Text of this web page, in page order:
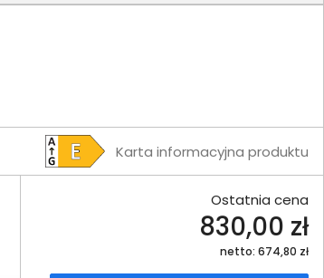
Karta informacyjna produktu
Ostatnia cena
830,00 zł
netto: 674,80 zł